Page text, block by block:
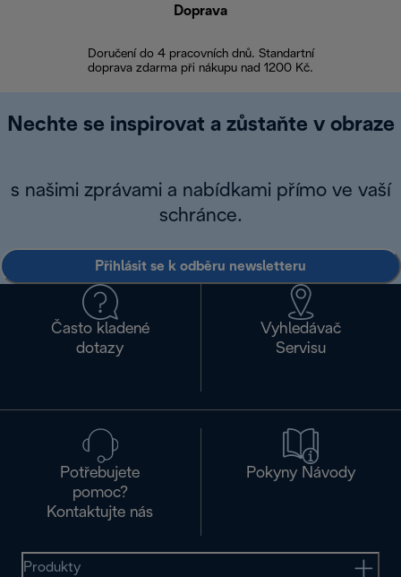
Doprava
Doručení do 4 pracovních dnů. Standartní
doprava zdarma při nákupu nad 1200 Kč.
Nechte se inspirovat a zůstaňte v obraze
s našimi zprávami a nabídkami přímo ve vaší
schránce.
Přihlásit se k odběru newsletteru
Často kladené
dotazy
Vyhledávač
Servisu
Potřebujete
pomoc?
Kontaktujte nás
Pokyny Návody
Produkty